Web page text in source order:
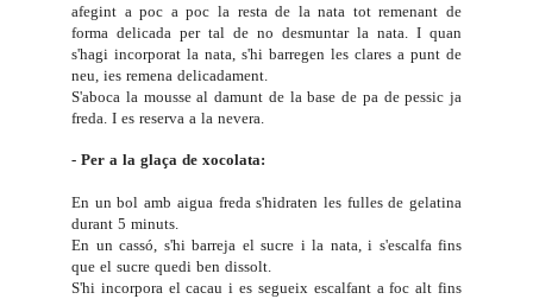
afegint a poc a poc la resta de la nata tot remenant de
forma delicada per tal de no desmuntar la nata. I quan
s'hagi incorporat la nata, s'hi barregen les clares a punt de
neu, ies remena delicadament.
S'aboca la mousse al damunt de la base de pa de pessic ja
freda. I es reserva a la nevera.
- Per a la glaça de xocolata:
En un bol amb aigua fredas'hidraten les fulles de gelatina
durant 5 minuts.
En un cassó, s'hi barreja el sucre i la nata, i s'escalfa fins
que el sucre quedi ben dissolt.
S'hi incorpora el cacau i es segueix escalfant a foc alt fins